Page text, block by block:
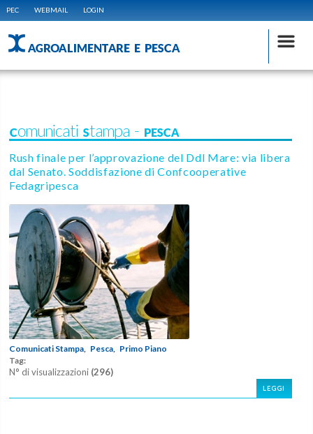
PEC WEBMAIL LOGIN
AGROALIMENTARE E PESCA
Comunicati Stampa - PESCA
Rush finale per l’approvazione del Ddl Mare: via libera
dal Senato. Soddisfazione di Confcooperative
Fedagripesca
Comunicati Stampa, Pesca, Primo Piano
Tag:
N° di visualizzazioni (296)
LEGGI